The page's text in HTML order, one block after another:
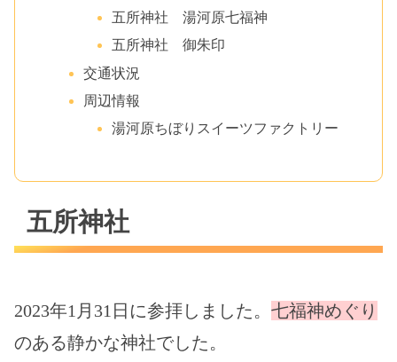
五所神社 湯河原七福神
五所神社 御朱印
交通状況
周辺情報
湯河原ちぼりスイーツファクトリー
五所神社
2023年1月31日に参拝しました。 七福神めぐり
のある静かな神社でした。